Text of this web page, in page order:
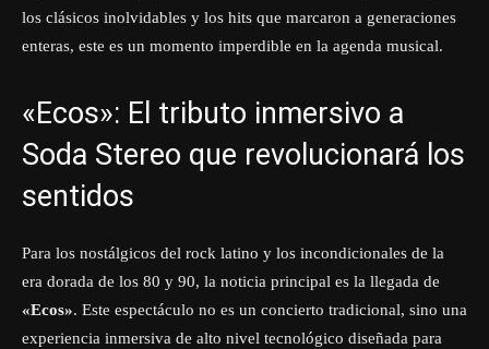
los clásicos inolvidables y los hits que marcaron a generaciones
enteras, este es un momento imperdible en la agenda musical.
«Ecos»: El tributo inmersivo a
Soda Stereo que revolucionará los
sentidos
Para los nostálgicos del rock latino y los incondicionales de la
era dorada de los 80 y 90, la noticia principal es la llegada de
«Ecos». Este espectáculo no es un concierto tradicional, sino una
experiencia inmersiva de alto nivel tecnológico diseñada para